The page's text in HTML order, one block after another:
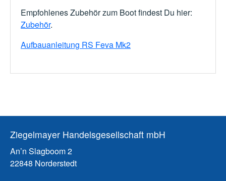
Empfohlenes Zubehör zum Boot findest Du hier:
Zubehör.
Aufbauanleitung RS Feva Mk2
Ziegelmayer Handelsgesellschaft mbH
An’n Slagboom 2
22848 Norderstedt